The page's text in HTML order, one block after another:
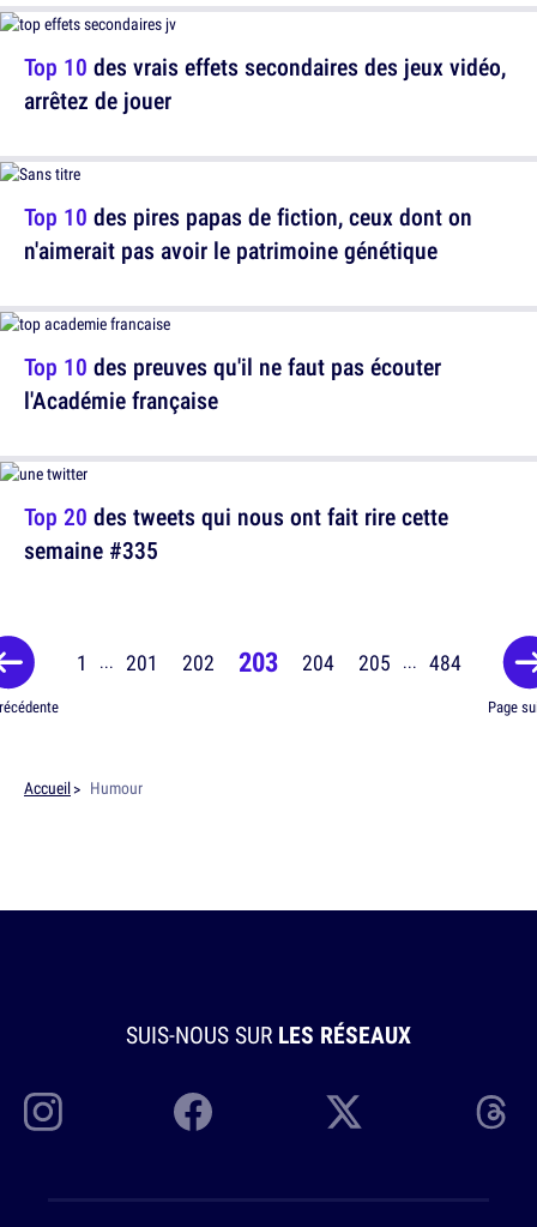
Top 10 des vrais effets secondaires des jeux vidéo,
arrêtez de jouer
Top 10 des preuves qu'il ne faut pas écouter
l'Académie française
Top 10 des pires papas de fiction, ceux dont on
n'aimerait pas avoir le patrimoine génétique
Top 20 des tweets qui nous ont fait rire cette
semaine #335
1 ... 201 202 203 204 205 ... 484
Page
Accueil Humour
SUIS-NOUS SUR LES RÉSEAUX